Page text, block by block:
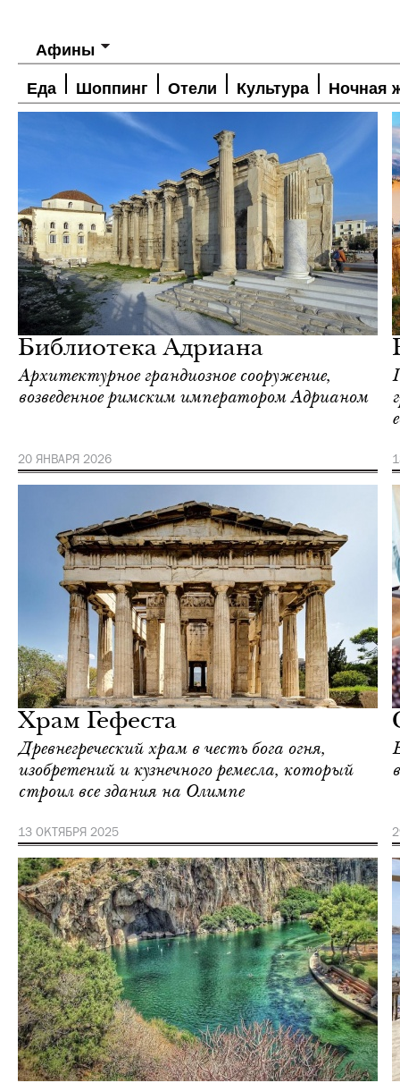
Афины
Еда Шоппинг Отели Культура Ночная
Библиотека Адриана
Архитектурное грандиозное сооружение,
возведенное римским императором Адрианом
20 ЯНВАРЯ 2026
среда
Храм Гефеста
Древнегреческий храм в честь бога огня,
изобретений и кузнечного ремесла, который
строил все здания на Олимпе
13 ОКТЯБРЯ 2025
среда
среда